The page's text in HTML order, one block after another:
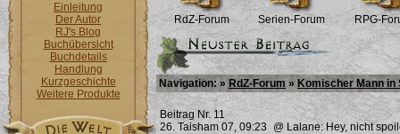
Einleitung
Der Autor
RJ's Blog
Buchübersicht
Buchdetails
Handlung
Kurzgeschichte
Weitere Produkte
RdZ-Forum Serien-Forum RPG-
Navigation: » RdZ-Forum » Komischer Mann in
Beitrag Nr. 11
26. Taisham 07, 09:23 @ Lalane: Hey, nicht